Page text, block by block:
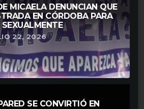
MICAELA DENUNCIAN QUE
EN CÓRDOBA PARA
22, 2026
SE CONVIRTIÓ EN